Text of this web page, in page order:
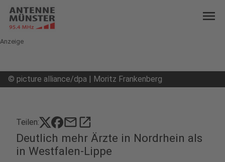
menu
Anzeige
© picture alliance/dpa | Moritz Frankenberg
Teilen: mailopen_in_new
Deutlich mehr Ärzte in Nordrhein als
in Westfalen-Lippe